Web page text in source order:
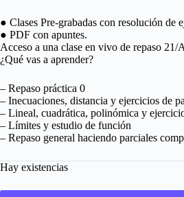
● Clases Pre-grabadas con resolución de
● PDF con apuntes.
Acceso a una clase en vivo de repaso
¿Qué vas a aprender?
– Repaso práctica 0
– Inecuaciones, distancia y ejercicios de
– Lineal, cuadrática, polinómica y
– Límites y estudio de función
– Repaso general haciendo parciales
Hay existencias